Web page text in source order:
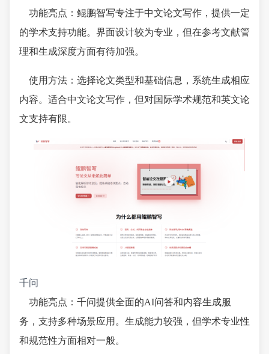
功能亮点：鲲鹏智写专注于中文论文写作，提供一定
的学术支持功能。界面设计较为专业，但在参考文献管
理和生成深度方面有待加强。
使用方法：选择论文类型和基础信息，系统生成相应
内容。适合中文论文写作，但对国际学术规范和英文论
文支持有限。
千问
功能亮点：千问提供全面的AI问答和内容生成服
务，支持多种场景应用。生成能力较强，但学术专业性
和规范性方面相对一般。